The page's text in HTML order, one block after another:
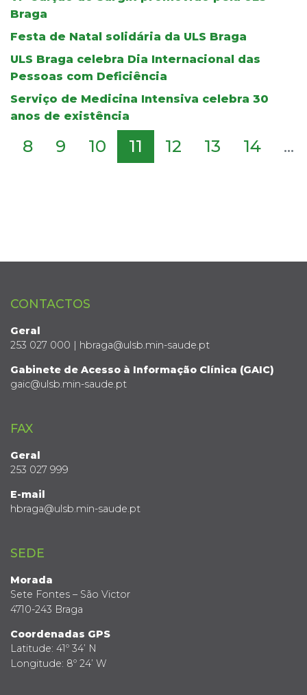
Braga
Festa de Natal solidária da ULS Braga
ULS Braga celebra Dia Internacional das
Pessoas com Deficiência
Serviço de Medicina Intensiva celebra 30
anos de existência
8 9 10 11 12 13 14 ...
CONTACTOS
Geral
253 027 000 | hbraga@ulsb.min-saude.pt
Gabinete de Acesso à Informação Clínica (GAIC)
gaic@ulsb.min-saude.pt
FAX
Geral
253 027 999
E-mail
hbraga@ulsb.min-saude.pt
SEDE
Morada
Sete Fontes – São Victor
4710-243 Braga
Coordenadas GPS
Latitude: 41º 34’ N
Longitude: 8º 24’ W